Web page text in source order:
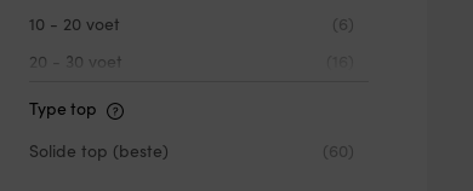
10 - 20 voet
(6)
20 - 30 voet
30 - 40 voet
Type top
Solide top (beste)
(60)